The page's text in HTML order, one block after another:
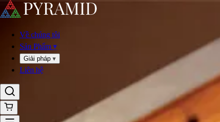
Về chúng tôi
Sản Phẩm ▾
Giải pháp ▾
Liên hệ